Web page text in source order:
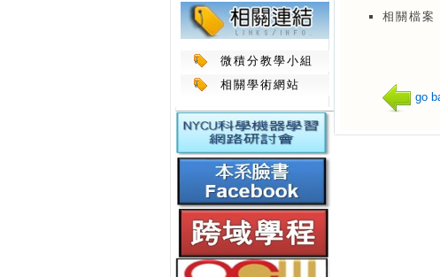
微積分教學小組
相關學術網站
相關檔案
go